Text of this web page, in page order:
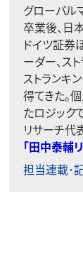
グローバル
卒業後、日
ドイツ証券
ーダー、ス
ストランキ
得てきた。
たロジック
リサーチ代
「田中泰輔
担当連載･